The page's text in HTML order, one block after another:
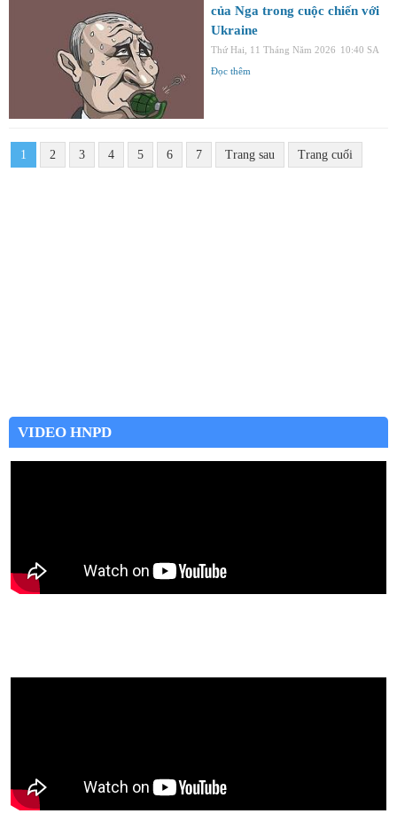
của Nga trong cuộc chiến với
Ukraine
Thứ Hai, 11 Tháng Năm 2026 10:40 SA
Đọc thêm
1 2 3 4 5 6 7 Trang sau Trang cuối
VIDEO HNPD